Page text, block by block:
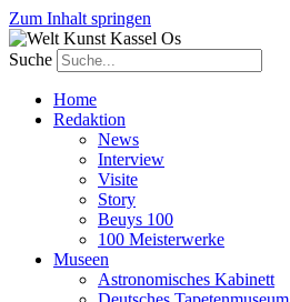
Zum Inhalt springen
Suche
Home
Redaktion
News
Interview
Visite
Story
Beuys 100
100 Meisterwerke
Museen
Astronomisches Kabinett